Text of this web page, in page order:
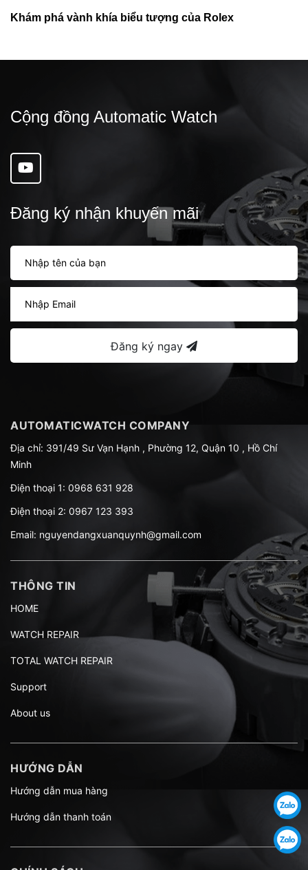
Khám phá vành khía biểu tượng của Rolex
Cộng đồng Automatic Watch
Đăng ký nhận khuyến mãi
Đăng ký ngay
AUTOMATICWATCH COMPANY
Địa chỉ: 391/49 Sư Vạn Hạnh , Phường 12, Quận 10 , Hồ Chí
Minh
Điện thoại 1: 0968 631 928
Điện thoại 2: 0967 123 393
Email: nguyendangxuanquynh@gmail.com
THÔNG TIN
HOME
WATCH REPAIR
TOTAL WATCH REPAIR
Support
About us
HƯỚNG DẪN
Hướng dẫn mua hàng
Hướng dẫn thanh toán